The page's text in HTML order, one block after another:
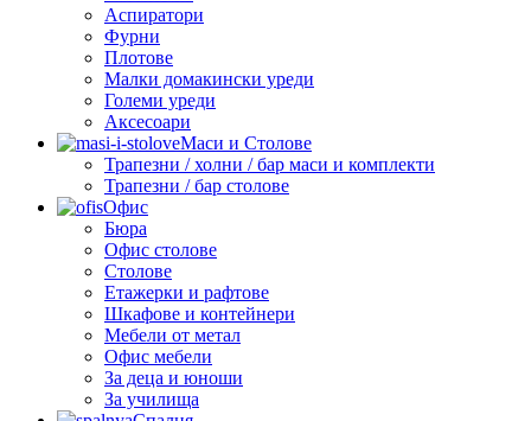
Аспиратори
Фурни
Плотове
Малки домакински уреди
Големи уреди
Аксесоари
Маси и Столове
Трапезни / холни / бар маси и комплекти
Трапезни / бар столове
Офис
Бюра
Офис столове
Столове
Етажерки и рафтове
Шкафове и контейнери
Мебели от метал
Офис мебели
За деца и юноши
За училища